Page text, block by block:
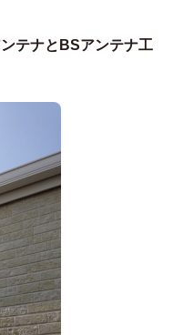
テナとBSアンテナ工